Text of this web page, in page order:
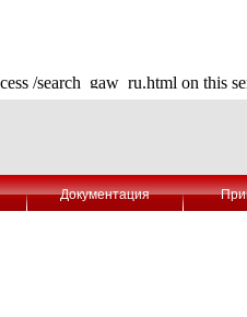
Документация